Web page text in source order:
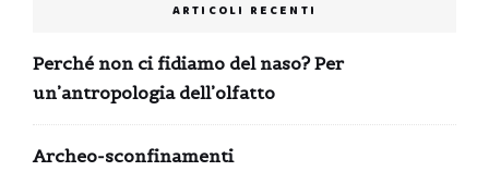
ARTICOLI RECENTI
Perché non ci fidiamo del naso? Per
un’antropologia dell’olfatto
Archeo-sconfinamenti